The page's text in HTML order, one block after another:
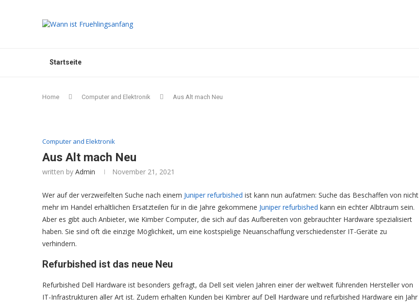
Startseite
Home Computer and Elektronik Aus Alt mach Neu
Computer and Elektronik
Aus Alt mach Neu
written by Admin November 21, 2021
Wer auf der verzweifelten Suche nach einem Juniper refurbished ist kann nun aufatmen: Suche das Beschaffen von nicht
mehr im Handel erhältlichen Ersatzteilen für in die Jahre gekommene Juniper refurbished kann ein echter Albtraum sein.
Aber es gibt auch Anbieter, wie Kimber Computer, die sich auf das Aufbereiten von gebrauchter Hardware spezialisiert
haben. Sie sind oft die einzige Möglichkeit, um eine kostspielige Neuanschaffung verschiedenster IT-Geräte zu
verhindern.
Refurbished ist das neue Neu
Refurbished Dell Hardware ist besonders gefragt, da Dell seit vielen Jahren einer der weltweit führenden Hersteller von
IT-Infrastrukturen aller Art ist. Zudem erhalten Kunden bei Kimbrer auf Dell Hardware und refurbished Hardware ein Jahr